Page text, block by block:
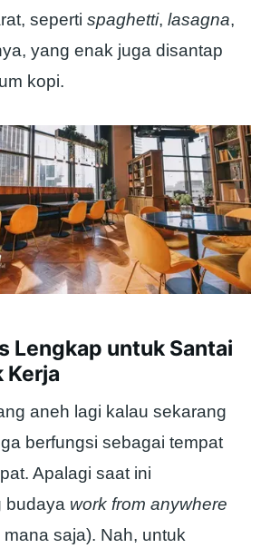
seperti spaghetti, lasagna,
yang enak juga disantap
kopi.
Lengkap untuk Santai
Kerja
aneh lagi kalau sekarang
berfungsi sebagai tempat
Apalagi saat ini
budaya work from anywhere
mana saja). Nah, untuk